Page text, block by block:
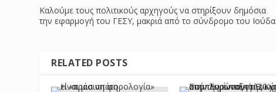
Καλούμε τους πολιτικούς αρχηγούς να στηρίξουν δημόσια
την εφαρμογή του ΓΕΣΥ, μακριά από το σύνδρομο του Ιούδα
RELATED POSTS